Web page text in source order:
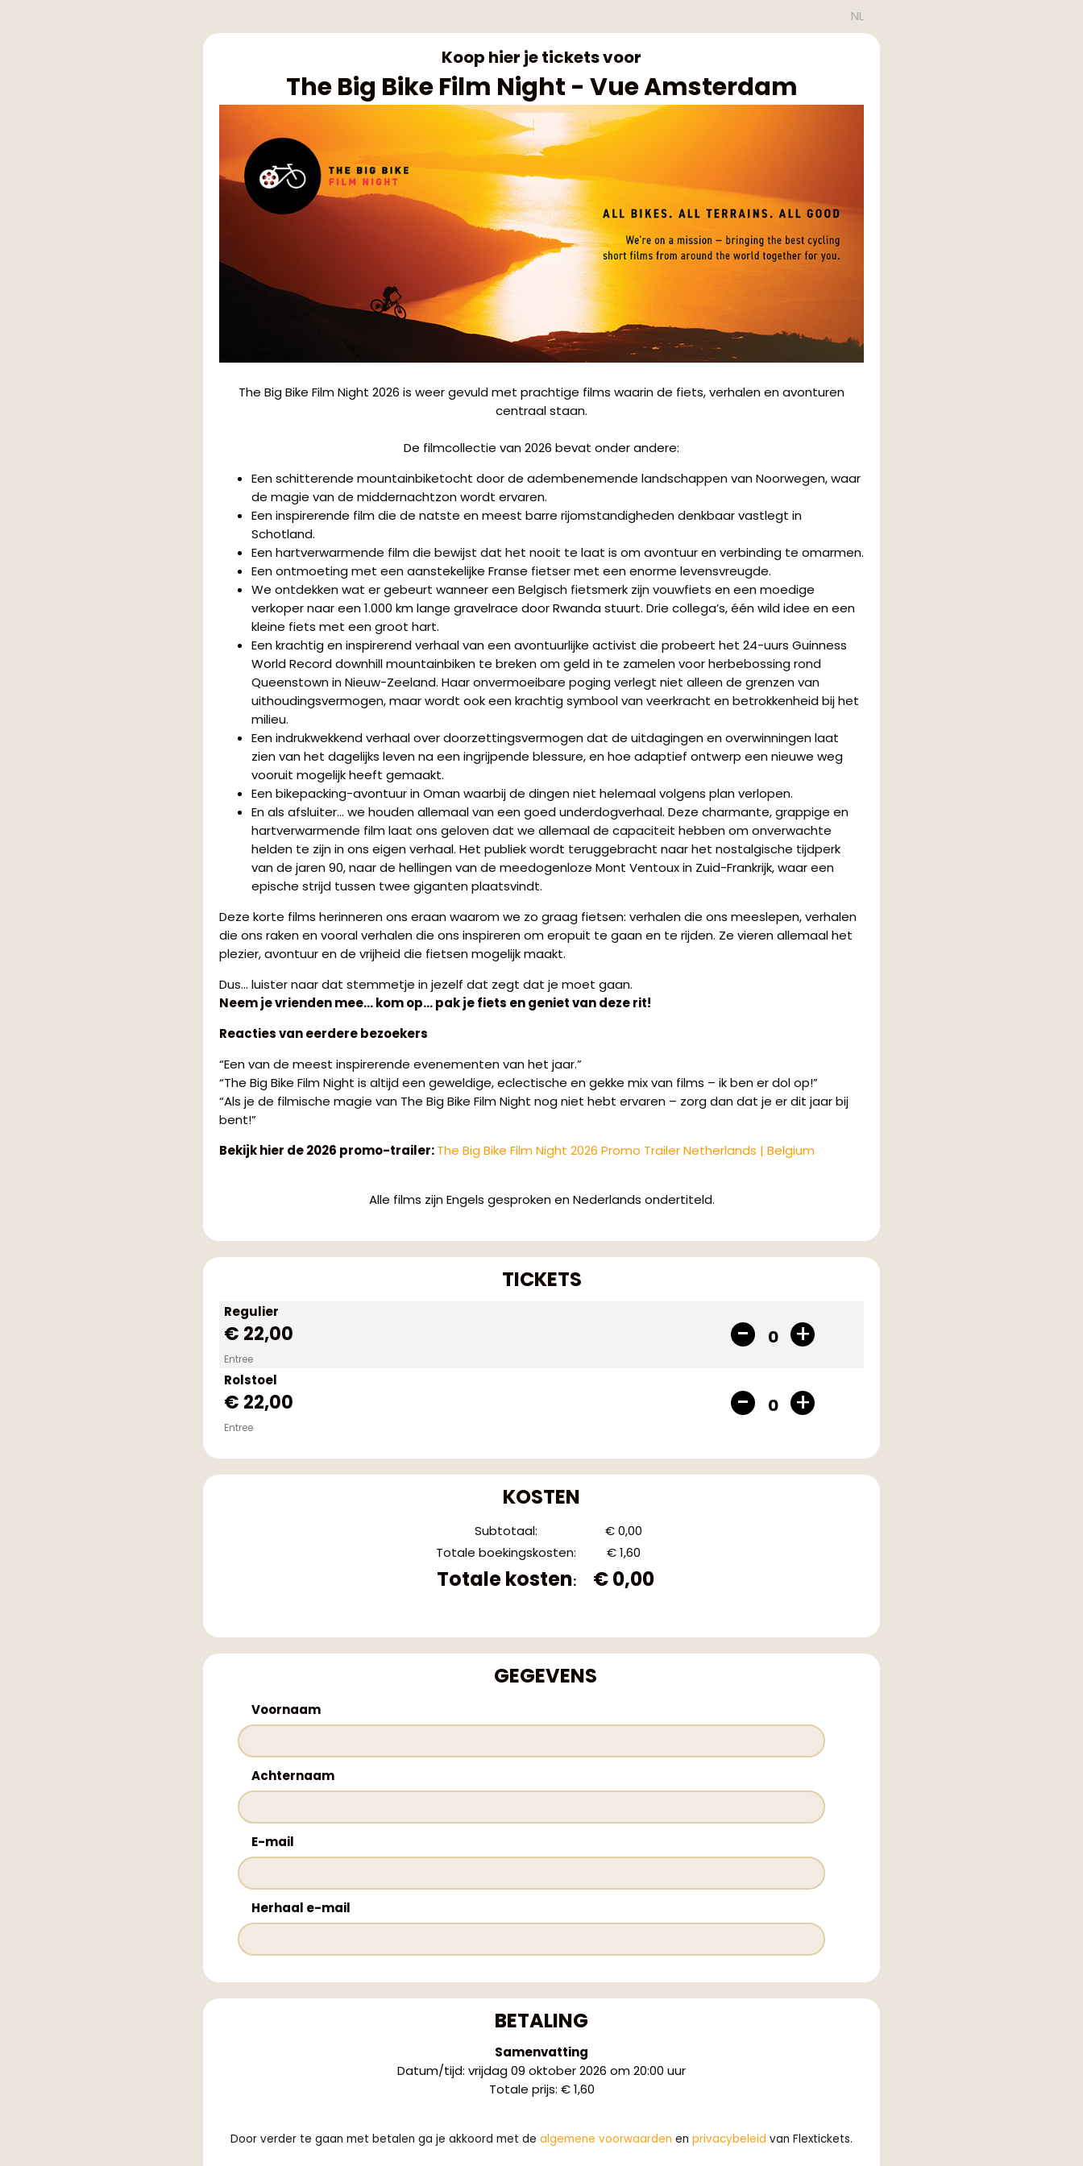
NL
Koop hier je tickets voor
The Big Bike Film Night - Vue Amsterdam
The Big Bike Film Night 2026 is weer gevuld met prachtige films waarin de fiets, verhalen en avonturen
centraal staan.
De filmcollectie van 2026 bevat onder andere:
Een schitterende mountainbiketocht door de adembenemende landschappen van Noorwegen, waar
de magie van de middernachtzon wordt ervaren.
Een inspirerende film die de natste en meest barre rijomstandigheden denkbaar vastlegt in
Schotland.
Een hartverwarmende film die bewijst dat het nooit te laat is om avontuur en verbinding te omarmen.
Een ontmoeting met een aanstekelijke Franse fietser met een enorme levensvreugde.
We ontdekken wat er gebeurt wanneer een Belgisch fietsmerk zijn vouwfiets en een moedige
verkoper naar een 1.000 km lange gravelrace door Rwanda stuurt. Drie collega’s, één wild idee en een
kleine fiets met een groot hart.
Een krachtig en inspirerend verhaal van een avontuurlijke activist die probeert het 24-uurs Guinness
World Record downhill mountainbiken te breken om geld in te zamelen voor herbebossing rond
Queenstown in Nieuw-Zeeland. Haar onvermoeibare poging verlegt niet alleen de grenzen van
uithoudingsvermogen, maar wordt ook een krachtig symbool van veerkracht en betrokkenheid bij het
milieu.
Een indrukwekkend verhaal over doorzettingsvermogen dat de uitdagingen en overwinningen laat
zien van het dagelijks leven na een ingrijpende blessure, en hoe adaptief ontwerp een nieuwe weg
vooruit mogelijk heeft gemaakt.
Een bikepacking-avontuur in Oman waarbij de dingen niet helemaal volgens plan verlopen.
En als afsluiter… we houden allemaal van een goed underdogverhaal. Deze charmante, grappige en
hartverwarmende film laat ons geloven dat we allemaal de capaciteit hebben om onverwachte
helden te zijn in ons eigen verhaal. Het publiek wordt teruggebracht naar het nostalgische tijdperk
van de jaren 90, naar de hellingen van de meedogenloze Mont Ventoux in Zuid-Frankrijk, waar een
epische strijd tussen twee giganten plaatsvindt.
Deze korte films herinneren ons eraan waarom we zo graag fietsen: verhalen die ons meeslepen, verhalen
die ons raken en vooral verhalen die ons inspireren om eropuit te gaan en te rijden. Ze vieren allemaal het
plezier, avontuur en de vrijheid die fietsen mogelijk maakt.
Dus… luister naar dat stemmetje in jezelf dat zegt dat je moet gaan.
Neem je vrienden mee… kom op… pak je fiets en geniet van deze rit!
Reacties van eerdere bezoekers
“Een van de meest inspirerende evenementen van het jaar.”
“The Big Bike Film Night is altijd een geweldige, eclectische en gekke mix van films – ik ben er dol op!”
“Als je de filmische magie van The Big Bike Film Night nog niet hebt ervaren – zorg dan dat je er dit jaar bij
bent!”
Bekijk hier de 2026 promo-trailer:The Big Bike Film Night 2026 Promo Trailer Netherlands | Belgium
Alle films zijn Engels gesproken en Nederlands ondertiteld.
TICKETS
Regulier
€ 22,00 0
Entree
Rolstoel
€ 22,00 0
Entree
KOSTEN
Subtotaal:
€ 0,00
Totale boekingskosten: € 1,60
Totale kosten: € 0,00
GEGEVENS
Voornaam
Achternaam
E-mail
Herhaal e-mail
BETALING
Samenvatting
Datum/tijd: vrijdag 09 oktober 2026 om 20:00 uur
Totale prijs: € 1,60
Door verder te gaan met betalen ga je akkoord met de algemene voorwaarden en privacybeleid van Flextickets.